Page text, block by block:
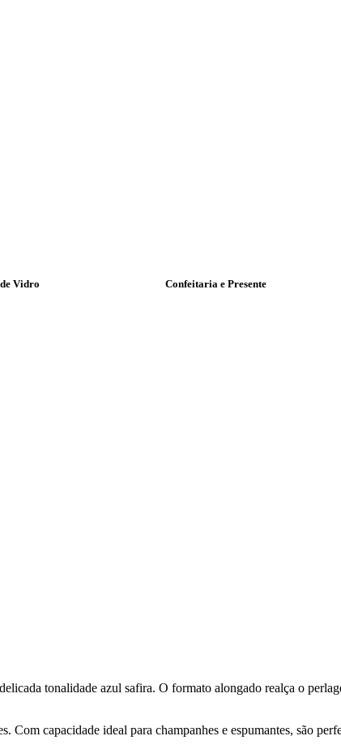
Vidro Confeitaria e Presente
tonalidade azul safira. O formato alongado realça o
Com capacidade ideal para champanhes e espumantes, são